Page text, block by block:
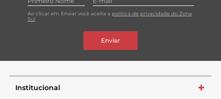
Ao clicar em Enviar você aceita a política de privacidade do Zona
Sul
Enviar
Institucional +